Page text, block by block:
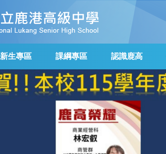
新生專區 課綱專區 認識鹿高